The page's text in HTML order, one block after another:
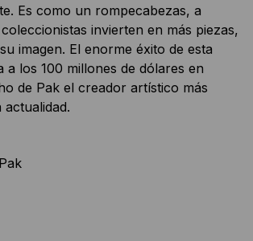
Es como un rompecabezas, a
invierten en más piezas,
imagen. El enorme éxito de esta
a los 100 millones de dólares en
de Pak el creador artístico más
actualidad.